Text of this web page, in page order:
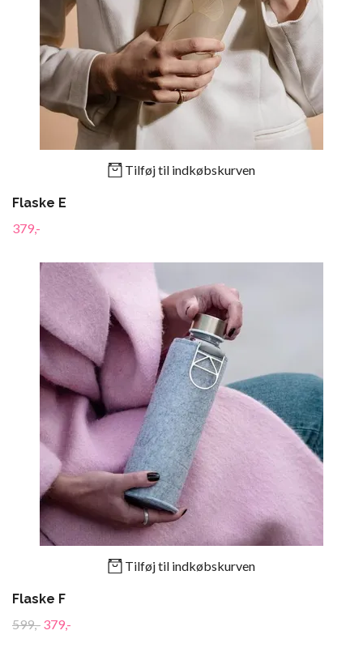
Tilføj til indkøbskurven
Flaske E
379,-
Tilføj til indkøbskurven
Flaske F
599,- 379,-